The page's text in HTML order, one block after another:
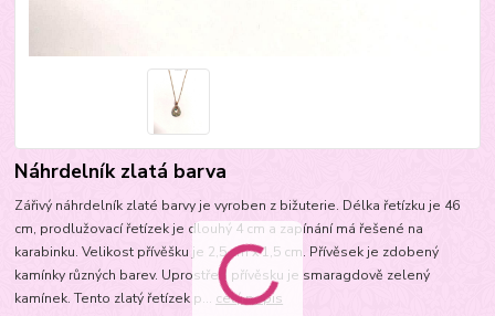
Náhrdelník zlatá barva
Zářivý náhrdelník zlaté barvy je vyroben z bižuterie. Délka řetízku je 46
cm, prodlužovací řetízek je dlouhý 4 cm a zapínání má řešené na
karabinku. Velikost přívěšku je 2,5 cm x 1,5 cm. Přívěsek je zdobený
kamínky různých barev. Uprostřed přívěsku je smaragdově zelený
kamínek. Tento zlatý řetízek p... celý popis